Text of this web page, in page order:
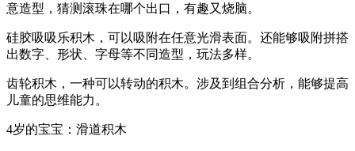
意造型，猜测滚珠在哪个出口，有趣又烧脑。
硅胶吸吸乐积木，可以吸附在任意光滑表面。还能够吸附拼搭
出数字、形状、字母等不同造型，玩法多样。
齿轮积木，一种可以转动的积木。涉及到组合分析，能够提高
儿童的思维能力。
4岁的宝宝：滑道积木